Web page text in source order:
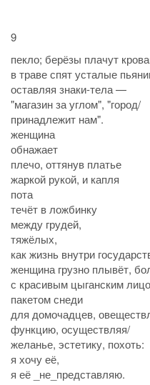
9
пекло; берёзы плачут
в траве спят усталые
оставляя знаки-тела —
"магазин за углом", "город/
принадлежит нам".
женщина
обнажает
плечо, оттянув платье
жаркой рукой, и капля
пота
течёт в ложбинку
между грудей,
тяжёлых,
как жизнь внутри
женщина грузно плывёт,
с красивым цыганским
пакетом снеди
для домочадцев,
функцию, осуществляя/
желанье, эстетику, похоть:
я хочу её,
я её _не_представляю.